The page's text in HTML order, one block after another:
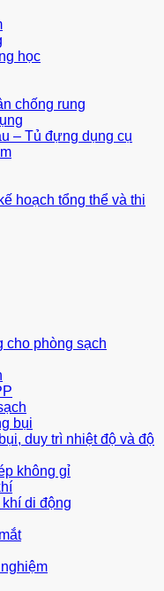
học
chống rung
– Tủ đựng dụng cụ
hoạch tổng thể và thi
cho phòng sạch
bụi
duy trì nhiệt độ và độ
không gỉ
di động